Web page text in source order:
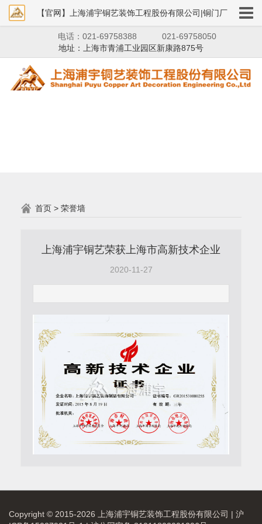
电话：021-69758388
021-69758050
地址：上海市青浦工业园区新康路875号
首页 > 荣誉墙
上海浦宇铜艺荣获上海市高新技术企业
2020-11-27
Copyright © 2015-2026 上海浦宇铜艺装饰工程股份有限公司 | 沪
【官网】上海浦宇铜艺装饰工程股份有限公司|铜门厂
家|铜狮子|铜艺装饰